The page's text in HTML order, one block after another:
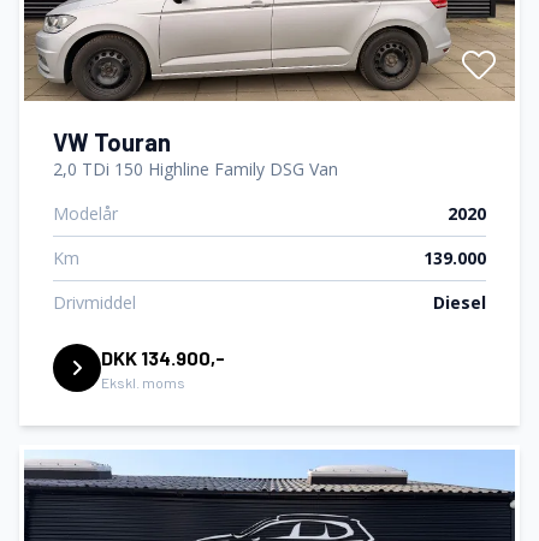
VW Touran
2,0 TDi 150 Highline Family DSG Van
Modelår
2020
Km
139.000
Drivmiddel
Diesel
DKK 134.900,-
Ekskl. moms